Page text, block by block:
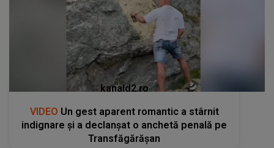
kanald2.ro
VIDEO Un gest aparent romantic a stârnit
indignare și a declanșat o anchetă penală pe
Transfăgărășan